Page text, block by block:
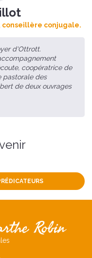
conseillère conjugale.
d'Ottrott.
coopératrice de
pastorale des
de deux ouvrages